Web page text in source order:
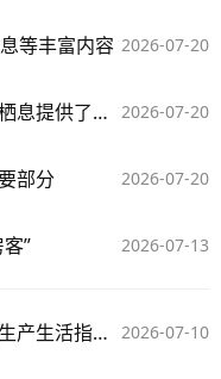
2026-07-20
等丰富内容
2026-07-20
大相岭繁茂的植物为野生大熊猫的栖息提供了基础
2026-07-20
部分
2026-07-13
”
2026-07-10
《海南热带雨林国家公园社区居民生产生活指南》发布